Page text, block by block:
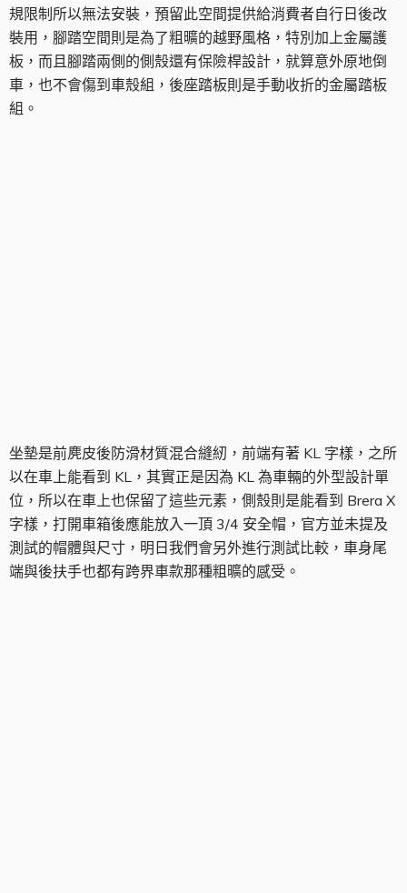
規限制所以無法安裝，預留此空間提供給消費者自行日後改
裝用，腳踏空間則是為了粗曠的越野風格，特別加上金屬護
板，而且腳踏兩側的側殼還有保險桿設計，就算意外原地倒
車，也不會傷到車殼組，後座踏板則是手動收折的金屬踏板
組。
坐墊是前麂皮後防滑材質混合縫紉，前端有著 KL 字樣，之所
以在車上能看到 KL，其實正是因為 KL 為車輛的外型設計單
位，所以在車上也保留了這些元素，側殼則是能看到 Brera X
字樣，打開車箱後應能放入一頂 3/4 安全帽，官方並未提及
測試的帽體與尺寸，明日我們會另外進行測試比較，車身尾
端與後扶手也都有跨界車款那種粗曠的感受。